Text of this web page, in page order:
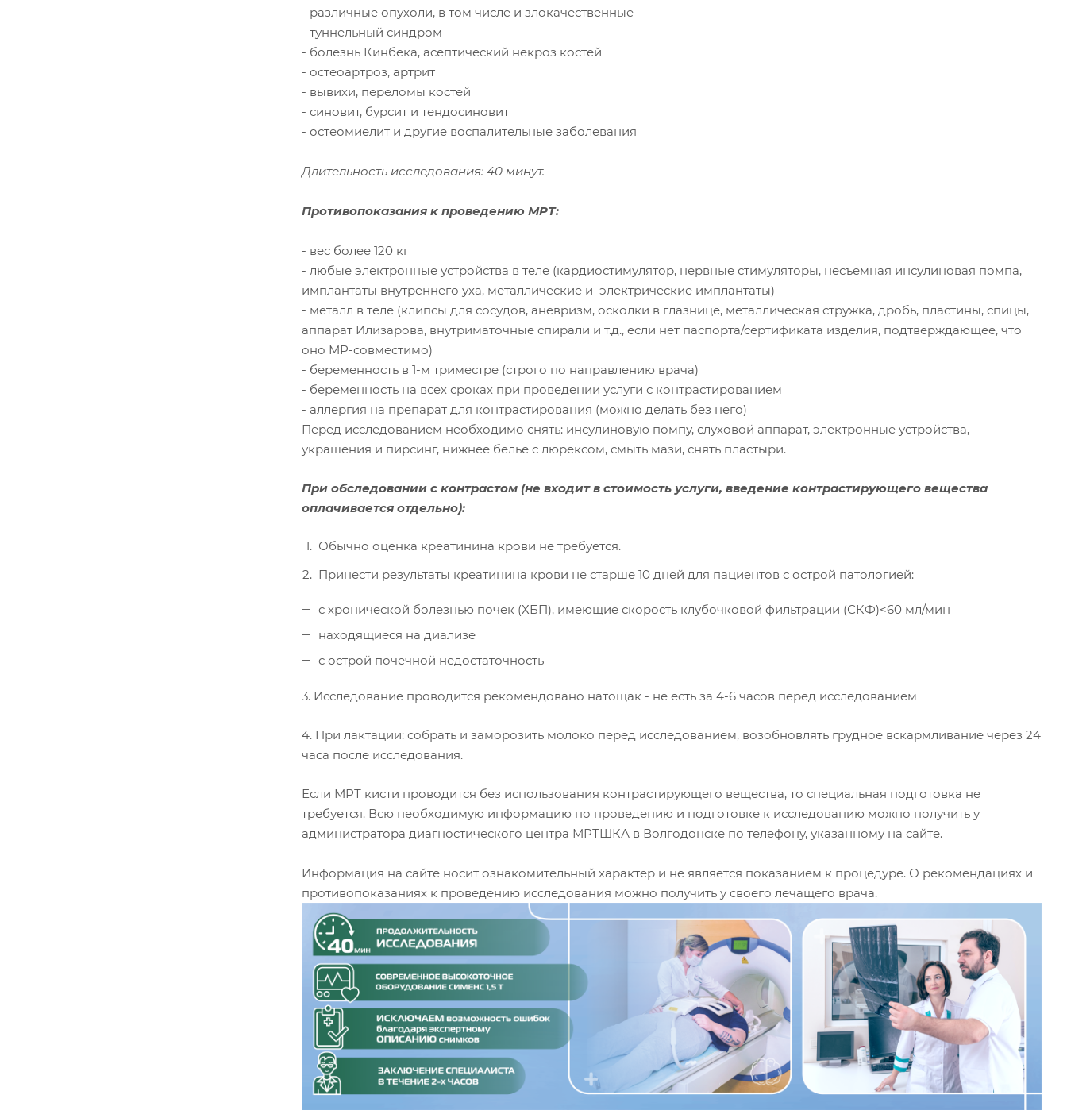
- различные опухоли, в том числе и злокачественные
- туннельный синдром
- болезнь Кинбека, асептический некроз костей
- остеоартроз, артрит
- вывихи, переломы костей
- синовит, бурсит и тендосиновит
- остеомиелит и другие воспалительные заболевания
Длительность исследования: 40 минут.
Противопоказания к проведению МРТ:
- вес более 120 кг
- любые электронные устройства в теле (кардиостимулятор, нервные стимуляторы, несъемная инсулиновая помпа,
имплантаты внутреннего уха, металлические и электрические имплантаты)
- металл в теле (клипсы для сосудов, аневризм, осколки в глазнице, металлическая стружка, дробь, пластины, спицы,
аппарат Илизарова, внутриматочные спирали и т.д., если нет паспорта/сертификата изделия, подтверждающее, что
оно МР-совместимо)
- беременность в 1-м триместре (строго по направлению врача)
- беременность на всех сроках при проведении услуги с контрастированием
- аллергия на препарат для контрастирования (можно делать без него)
Перед исследованием необходимо снять: инсулиновую помпу, слуховой аппарат, электронные устройства,
украшения и пирсинг, нижнее белье с люрексом, смыть мази, снять пластыри.
При обследовании с контрастом (не входит в стоимость услуги, введение контрастирующего вещества
оплачивается отдельно):
Обычно оценка креатинина крови не требуется.
Принести результаты креатинина крови не старше 10 дней для пациентов с острой патологией:
с хронической болезнью почек (ХБП), имеющие скорость клубочковой фильтрации (СКФ)<60 мл/мин
находящиеся на диализе
с острой почечной недостаточность
3. Исследование проводится рекомендовано натощак - не есть за 4-6 часов перед исследованием
4. При лактации: собрать и заморозить молоко перед исследованием, возобновлять грудное вскармливание через 24
часа после исследования.
Если МРТ кисти проводится без использования контрастирующего вещества, то специальная подготовка не
требуется. Всю необходимую информацию по проведению и подготовке к исследованию можно получить у
администратора диагностического центра МРТШКА в Волгодонске по телефону, указанному на сайте.
Информация на сайте носит ознакомительный характер и не является показанием к процедуре. О рекомендациях и
противопоказаниях к проведению исследования можно получить у своего лечащего врача.